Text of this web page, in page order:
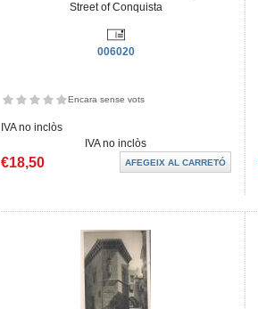
Street of Conquista
006020
Encara sense vots
IVA no inclòs
IVA no inclòs
€18,50